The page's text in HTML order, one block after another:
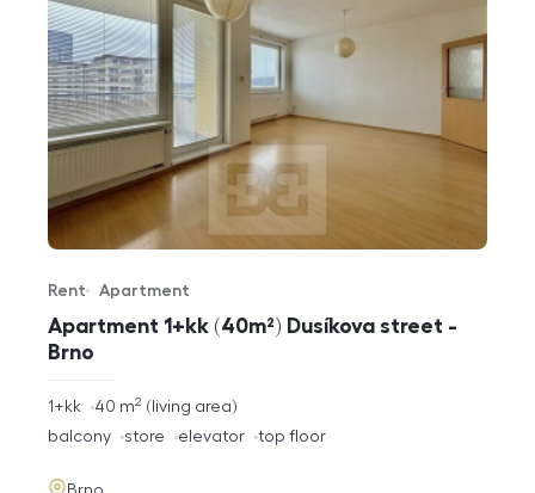
Apartment 1+kk (40m²) Dusíkova street -
Brno
Offer type
Rent
Property type
Apartment
rozměry
1+kk living area
40 m2
funkce
balcony store elevator top floor
adresa